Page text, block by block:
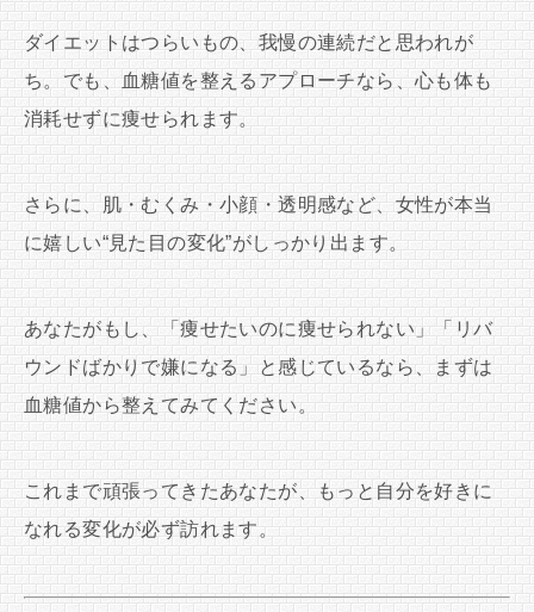
ダイエットはつらいもの、我慢の連続だと思われが
ち。でも、血糖値を整えるアプローチなら、心も体も
消耗せずに痩せられます。
さらに、肌・むくみ・小顔・透明感など、女性が本当
に嬉しい“見た目の変化”がしっかり出ます。
あなたがもし、「痩せたいのに痩せられない」「リバ
ウンドばかりで嫌になる」と感じているなら、まずは
血糖値から整えてみてください。
これまで頑張ってきたあなたが、もっと自分を好きに
なれる変化が必ず訪れます。